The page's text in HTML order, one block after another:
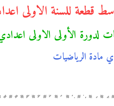
وواسط قطعة للسنة الاولى
لدورة الأولى الاولى
مادة الرياضيات